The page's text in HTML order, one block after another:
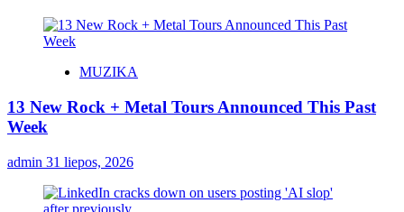
MUZIKA
13 New Rock + Metal Tours Announced This Past
Week
admin 31 liepos, 2026